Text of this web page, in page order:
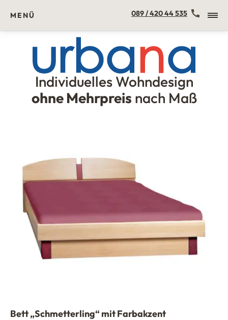
Urbana Möbel
Individuelles Wohndesign
ohne Mehrpreis nach Maß
MENÜ
Kontakt 089 / 420 44 535
Bett „Schmetterling“ mit Farbakzent